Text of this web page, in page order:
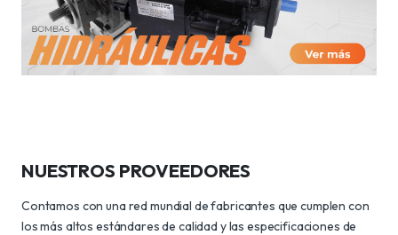
NUESTROS PROVEEDORES
Contamos con una red mundial de fabricantes que cumplen con
los más altos estándares de calidad y las especificaciones de